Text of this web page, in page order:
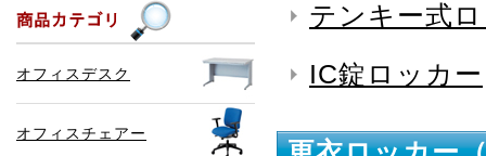
テンキー式
IC錠ロッカー
オフィスデスク
オフィスチェアー